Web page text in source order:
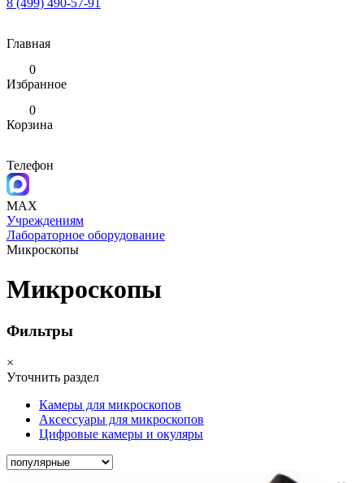
8 (499) 490-57-91
Главная
0
Избранное
0
Корзина
Телефон
MAX
Учреждениям
Лабораторное оборудование
Микроскопы
Микроскопы
Фильтры
×
Уточнить раздел
Камеры для микроскопов
Аксессуары для микроскопов
Цифровые камеры и окуляры